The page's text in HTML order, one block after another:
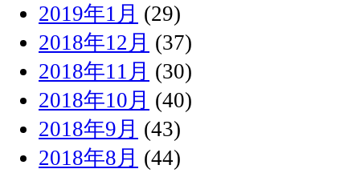
2019年1月 (29)
2018年12月 (37)
2018年11月 (30)
2018年10月 (40)
2018年9月 (43)
2018年8月 (44)